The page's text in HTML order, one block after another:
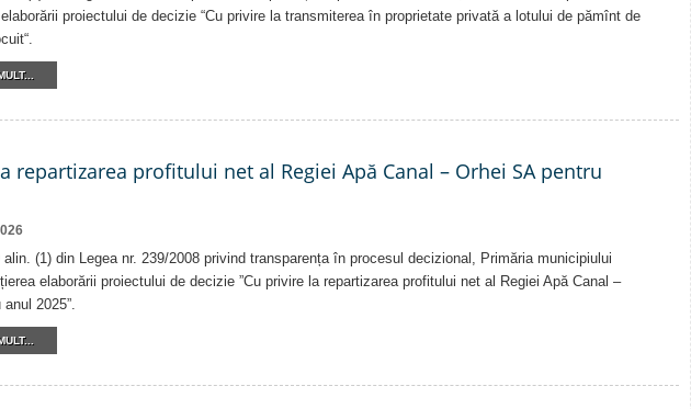
proiectului de decizie “Cu privire la transmiterea în proprietate privată a lotului de pămînt de
repartizarea profitului net al Regiei Apă Canal – Orhei SA pentru
alin. (1) din Legea nr. 239/2008 privind transparența în procesul decizional, Primăria municipiului
elaborării proiectului de decizie ”Cu privire la repartizarea profitului net al Regiei Apă Canal –
2025”.